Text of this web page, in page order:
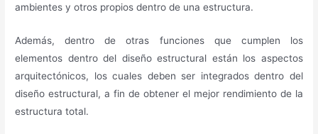
ambientes y otros propios dentro de una estructura.
Además, dentro de otras funciones que cumplen los
elementos dentro del diseño estructural están los aspectos
arquitectónicos, los cuales deben ser integrados dentro del
diseño estructural, a fin de obtener el mejor rendimiento de la
estructura total.